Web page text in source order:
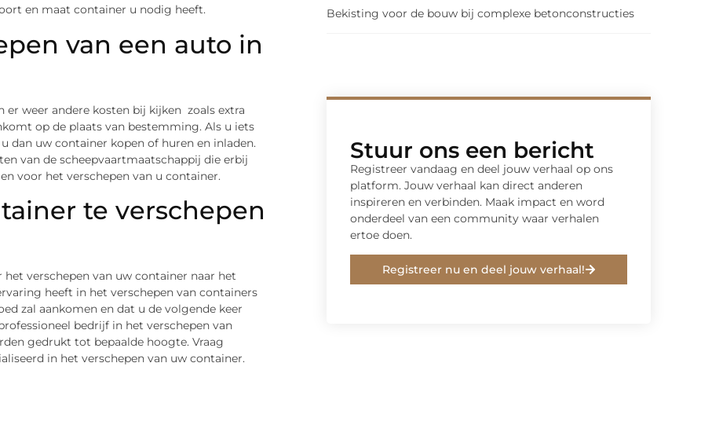
en maat container u nodig heeft.
van een auto in
weer andere kosten bij kijken zoals extra
op de plaats van bestemming. Als u iets
dan uw container kopen of huren en inladen.
van de scheepvaartmaatschappij die erbij
voor het verschepen van u container.
te verschepen
verschepen van uw container naar het
heeft in het verschepen van containers
zal aankomen en dat u de volgende keer
bedrijf in het verschepen van
gedrukt tot bepaalde hoogte. Vraag
in het verschepen van uw container.
Bekisting voor de bouw bij complexe betonconstructies
Stuur ons een bericht
Registreer vandaag en deel jouw verhaal op ons
platform. Jouw verhaal kan direct anderen
inspireren en verbinden. Maak impact en word
onderdeel van een community waar verhalen
ertoe doen.
Registreer nu en deel jouw verhaal!